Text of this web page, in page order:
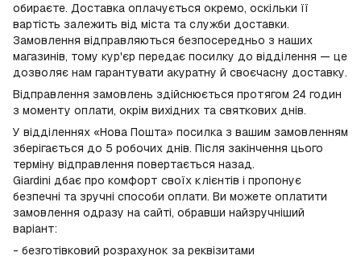
обираєте. Доставка оплачується окремо, оскільки її
вартість залежить від міста та служби доставки.
Замовлення відправляються безпосередньо з наших
магазинів, тому кур'єр передає посилку до відділення — це
дозволяє нам гарантувати акуратну й своєчасну доставку.
Відправлення замовлень здійснюється протягом 24 годин
з моменту оплати, окрім вихідних та святкових днів.
У відділеннях «Нова Пошта» посилка з вашим замовленням
зберігається до 5 робочих днів. Після закінчення цього
терміну відправлення повертається назад.
Giardini дбає про комфорт своїх клієнтів і пропонує
безпечні та зручні способи оплати. Ви можете оплатити
замовлення одразу на сайті, обравши найзручніший
варіант:
- безготівковий розрахунок за реквізитами